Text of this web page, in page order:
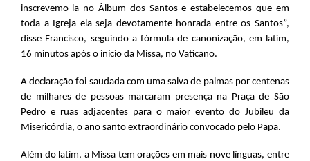
inscrevemo-la no Álbum dos Santos e estabelecemos que em
toda a Igreja ela seja devotamente honrada entre os Santos”,
disse Francisco, seguindo a fórmula de canonização, em latim,
16 minutos após o início da Missa, no Vaticano.
A declaração foi saudada com uma salva de palmas por centenas
de milhares de pessoas marcaram presença na Praça de São
Pedro e ruas adjacentes para o maior evento do Jubileu da
Misericórdia, o ano santo extraordinário convocado pelo Papa.
Além do latim, a Missa tem orações em mais nove línguas, entre